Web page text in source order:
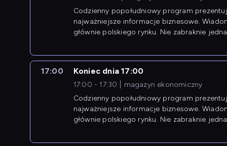
Codzienny popołudniowy program
najważniejsze informacje biznesowe.
głównie polskiego rynku. Nie zabraknie
17:00 Koniec dnia 17:00
17:00 - 17:30
magazyn ekonomiczny
Codzienny popołudniowy program
najważniejsze informacje biznesowe.
głównie polskiego rynku. Nie zabraknie